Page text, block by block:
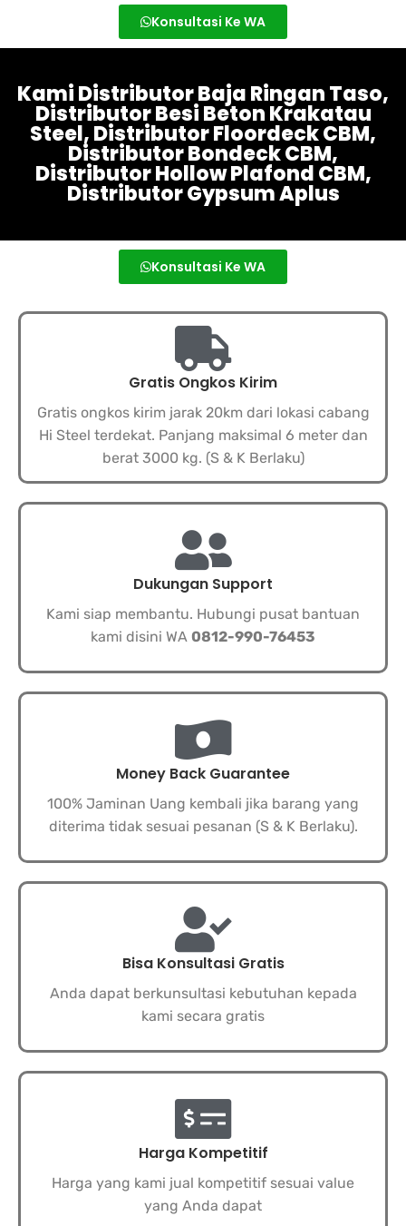
Konsultasi Ke WA
Kami Distributor Baja Ringan Taso,
Distributor Besi Beton Krakatau
Steel, Distributor Floordeck CBM,
Distributor Bondeck CBM,
Distributor Hollow Plafond CBM,
Distributor Gypsum Aplus
Konsultasi Ke WA
Gratis Ongkos Kirim
Gratis ongkos kirim jarak 20km dari lokasi cabang
Hi Steel terdekat. Panjang maksimal 6 meter dan
berat 3000 kg. (S & K Berlaku)
Dukungan Support
Kami siap membantu. Hubungi pusat bantuan
kami disini WA 0812-990-76453
Money Back Guarantee
100% Jaminan Uang kembali jika barang yang
diterima tidak sesuai pesanan (S & K Berlaku).
Bisa Konsultasi Gratis
Anda dapat berkunsultasi kebutuhan kepada
kami secara gratis
Harga Kompetitif
Harga yang kami jual kompetitif sesuai value
yang Anda dapat